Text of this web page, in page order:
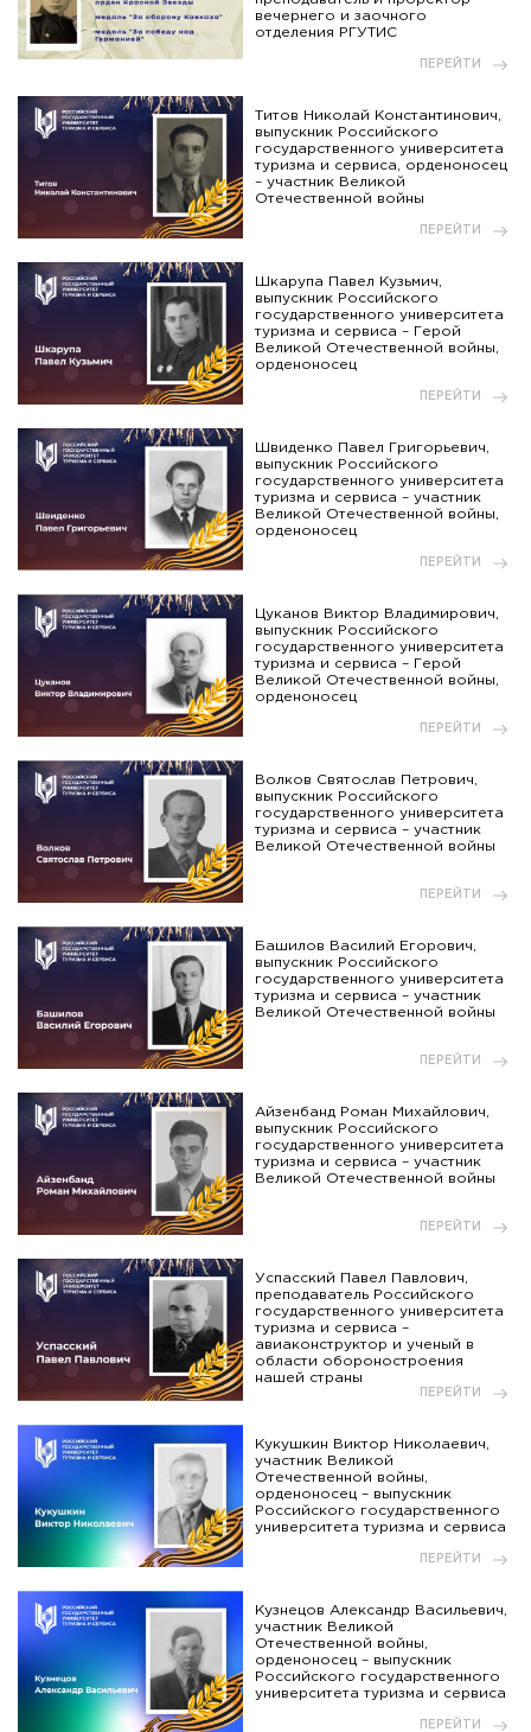
вечернего и заочного
отделения РГУТИС
ПЕРЕЙТИ
Титов Николай Константинович,
выпускник Российского
государственного университета
туризма и сервиса, орденоносец
– участник Великой
Отечественной войны
ПЕРЕЙТИ
Шкарупа Павел Кузьмич,
выпускник Российского
государственного университета
туризма и сервиса – Герой
Великой Отечественной войны,
орденоносец
ПЕРЕЙТИ
Швиденко Павел Григорьевич,
выпускник Российского
государственного университета
туризма и сервиса – участник
Великой Отечественной войны,
орденоносец
ПЕРЕЙТИ
Цуканов Виктор Владимирович,
выпускник Российского
государственного университета
туризма и сервиса – Герой
Великой Отечественной войны,
орденоносец
ПЕРЕЙТИ
Волков Святослав Петрович,
выпускник Российского
государственного университета
туризма и сервиса – участник
Великой Отечественной войны
ПЕРЕЙТИ
Башилов Василий Егорович,
выпускник Российского
государственного университета
туризма и сервиса – участник
Великой Отечественной войны
ПЕРЕЙТИ
Айзенбанд Роман Михайлович,
выпускник Российского
государственного университета
туризма и сервиса – участник
Великой Отечественной войны
ПЕРЕЙТИ
Успасский Павел Павлович,
преподаватель Российского
государственного университета
туризма и сервиса –
авиаконструктор и ученый в
области обороностроения
нашей страны
ПЕРЕЙТИ
Кукушкин Виктор Николаевич,
участник Великой
Отечественной войны,
орденоносец – выпускник
Российского государственного
университета туризма и сервиса
ПЕРЕЙТИ
Кузнецов Александр Васильевич,
участник Великой
Отечественной войны,
орденоносец – выпускник
Российского государственного
университета туризма и сервиса
ПЕРЕЙТИ